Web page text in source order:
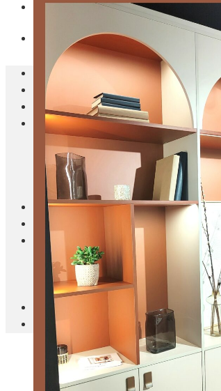
Qui sommes-nous
Le magazine
Actualités
Reportages
Les marchés
Blanc Brun
Mobilier
Cuisine
Brico Jardin
Agenda
Newsletter
Nos autres titres
Faire Savoir Faire
Aviasport
Univers Made in France
Qui sommes-nous
Contact